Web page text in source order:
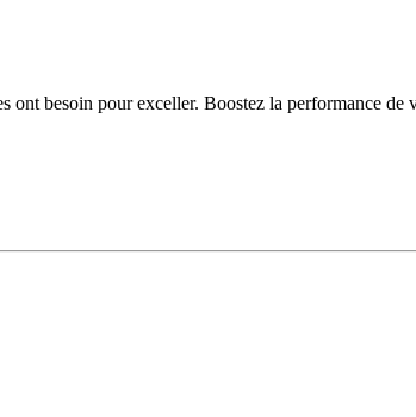
besoin pour exceller. Boostez la performance